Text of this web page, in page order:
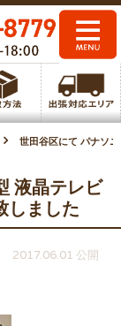
世田谷区にて パナソ
液晶テレビ
しました
2017.06.01 公開